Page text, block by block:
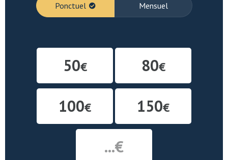
Ponctuel Mensuel
*
50€ 80€
100€ 150€
...€